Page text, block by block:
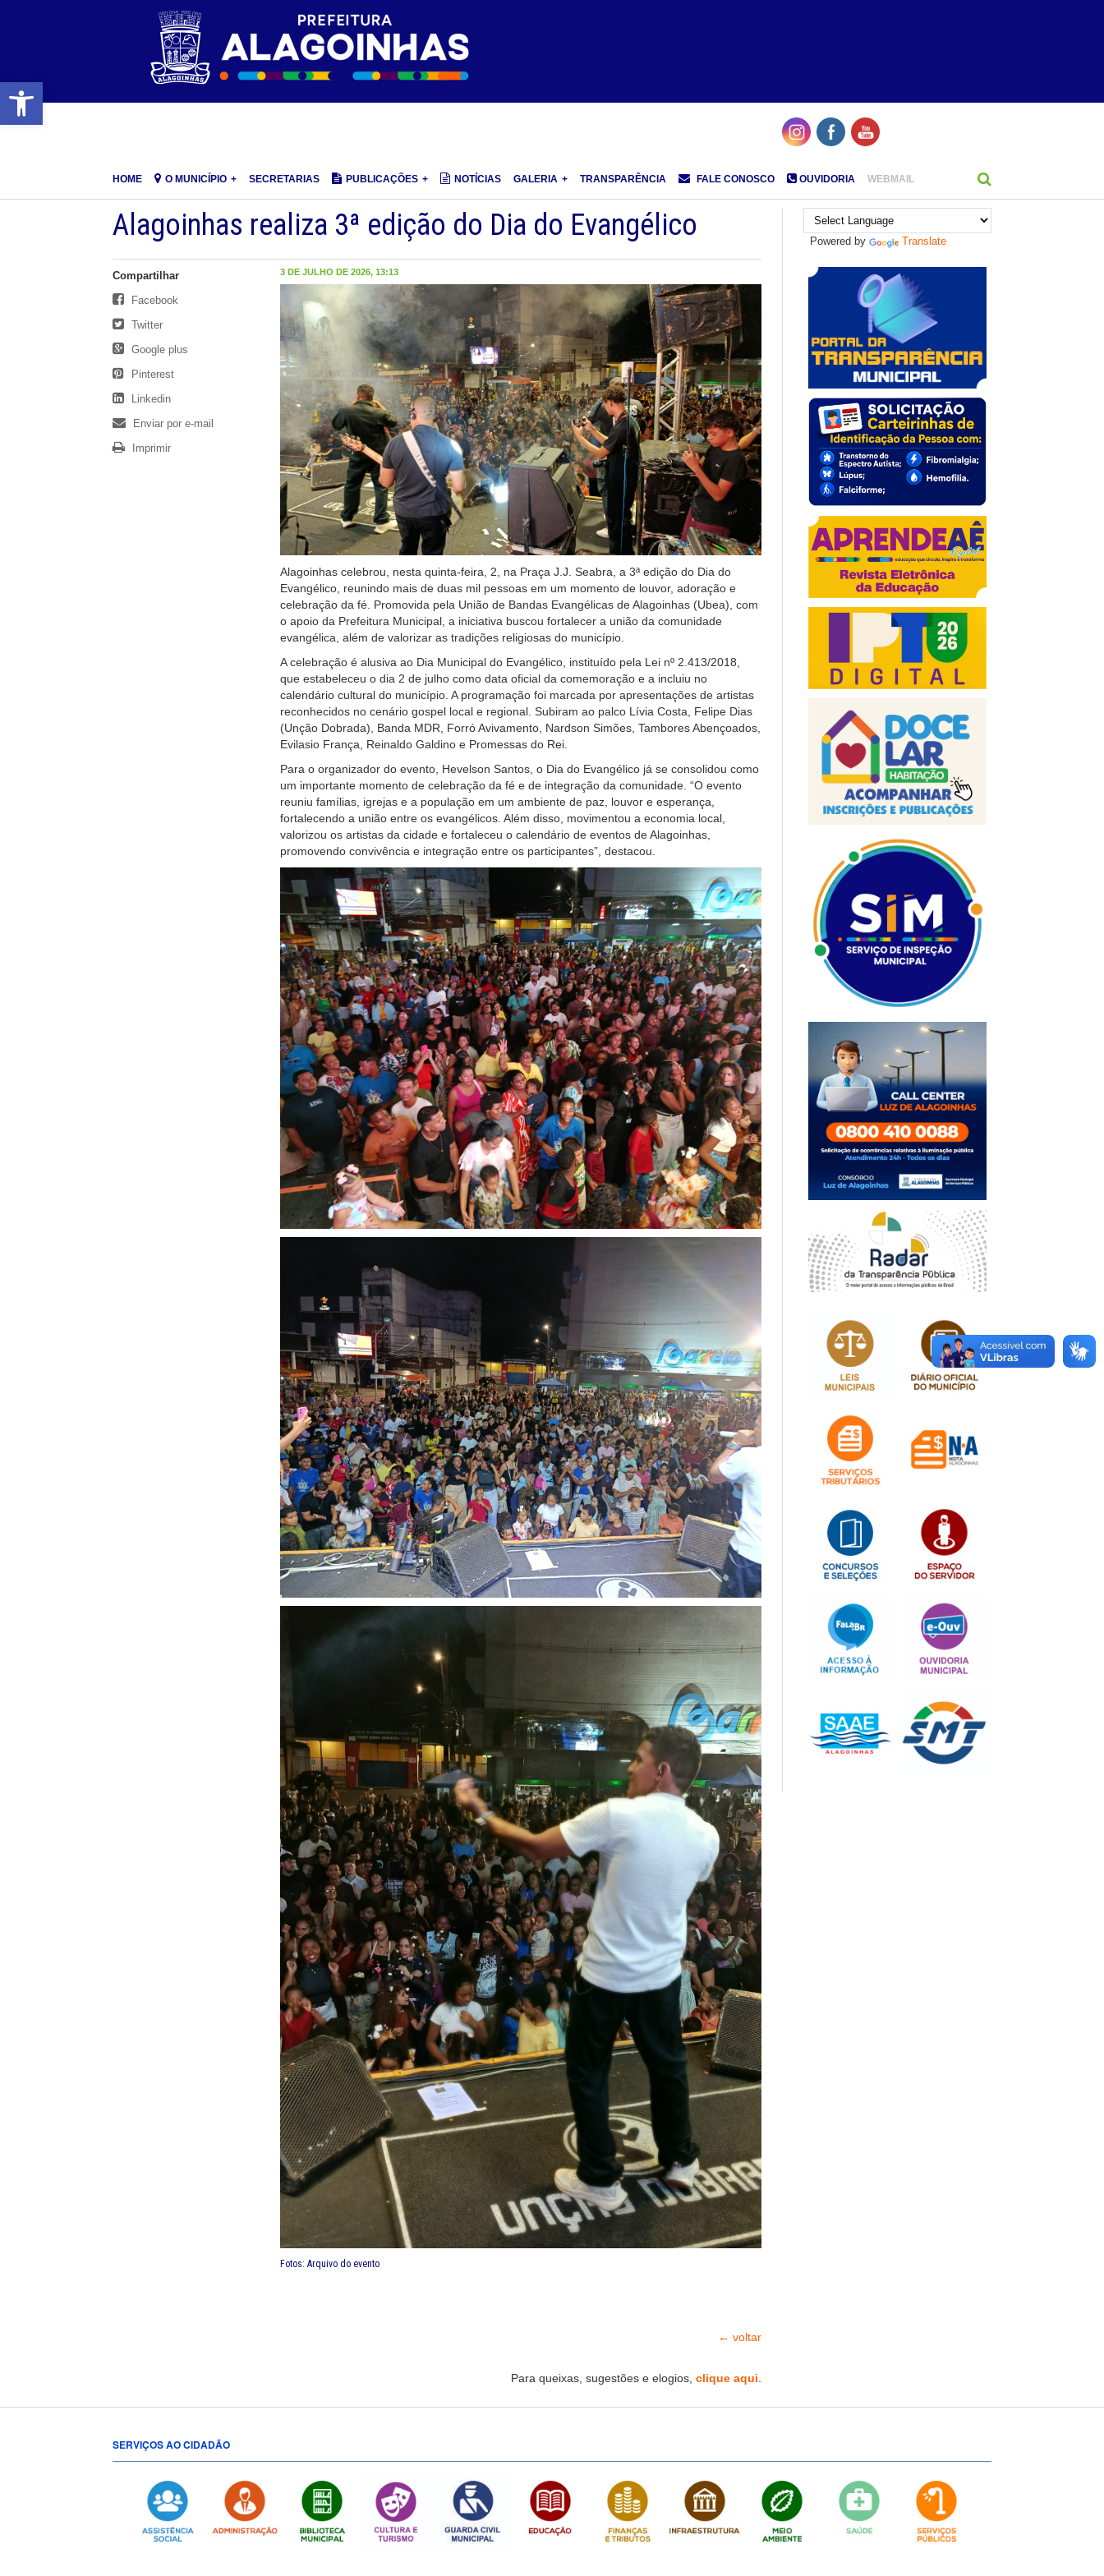
Barra de Ferramentas Aberta
HOME O MUNICÍPIO SECRETARIAS PUBLICAÇÕES NOTÍCIAS GALERIA TRANSPARÊNCIA FALE CONOSCO OUVIDORIA WEBMAIL
Alagoinhas realiza 3ª edição do Dia do Evangélico
3 DE JULHO DE 2026, 13:13
Alagoinhas celebrou, nesta quinta-feira, 2, na Praça J.J. Seabra, a 3ª edição do Dia do
Evangélico, reunindo mais de duas mil pessoas em um momento de louvor, adoração e
celebração da fé. Promovida pela União de Bandas Evangélicas de Alagoinhas (Ubea), com
o apoio da Prefeitura Municipal, a iniciativa buscou fortalecer a união da comunidade
evangélica, além de valorizar as tradições religiosas do município.
A celebração é alusiva ao Dia Municipal do Evangélico, instituído pela Lei nº 2.413/2018,
que estabeleceu o dia 2 de julho como data oficial da comemoração e a incluiu no
calendário cultural do município. A programação foi marcada por apresentações de artistas
reconhecidos no cenário gospel local e regional. Subiram ao palco Lívia Costa, Felipe Dias
(Unção Dobrada), Banda MDR, Forró Avivamento, Nardson Simões, Tambores Abençoados,
Evilasio França, Reinaldo Galdino e Promessas do Rei.
Para o organizador do evento, Hevelson Santos, o Dia do Evangélico já se consolidou como
um importante momento de celebração da fé e de integração da comunidade. “O evento
reuniu famílias, igrejas e a população em um ambiente de paz, louvor e esperança,
fortalecendo a união entre os evangélicos. Além disso, movimentou a economia local,
valorizou os artistas da cidade e fortaleceu o calendário de eventos de Alagoinhas,
promovendo convivência e integração entre os participantes”, destacou.
Fotos: Arquivo do evento
← voltar
Para queixas, sugestões e elogios, clique aqui
Compartilhar
Facebook
Twitter
Google plus
Pinterest
Linkedin
Enviar por e-mail
Imprimir
Powered by Translate
SERVIÇOS AO CIDADÃO